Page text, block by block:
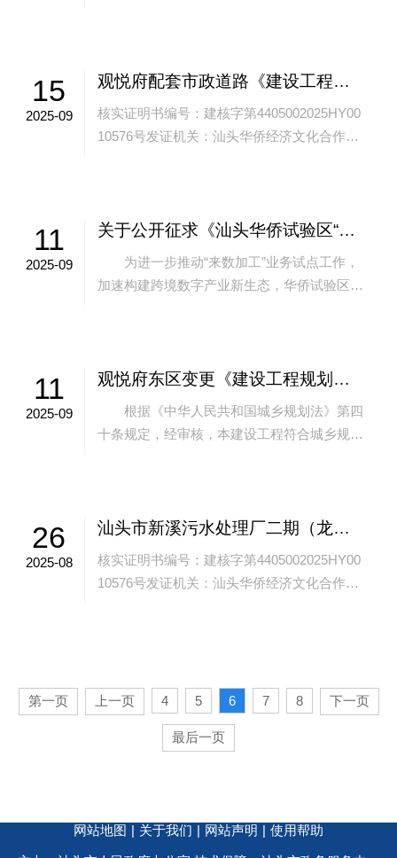
15
2025-09
观悦府配套市政道路《建设工程项目 规划核实证明书》批后公告
核实证明书编号：建核字第4405002025HY00
10576号发证机关：汕头华侨经济文化合作试
11
2025-09
关于公开征求《汕头华侨试验区“来数加工”科技创新团队激励措施》意见的公告
为进一步推动“来数加工”业务试点工作，
加速构建跨境数字产业新生态，华侨试验区管
11
2025-09
观悦府东区变更《建设工程规划许可证》批后公告
根据《中华人民共和国城乡规划法》第四
十条规定，经审核，本建设工程符合城乡规划
26
2025-08
汕头市新溪污水处理厂二期（龙珠迁建）污水 传输干管工程《建设工程项目规划核实证明书》批后公告
核实证明书编号：建核字第4405002025HY00
10576号发证机关：汕头华侨经济文化合作试
第一页 上一页 4 5 6 7 8 下一页
最后一页
网站地图 | 关于我们 | 网站声明 | 使用帮助